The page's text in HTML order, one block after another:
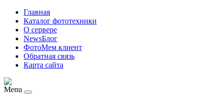
Главная
Каталог фототехники
О сервере
NewsБлог
ФотоМем клиент
Обратная связь
Карта сайта
Menu